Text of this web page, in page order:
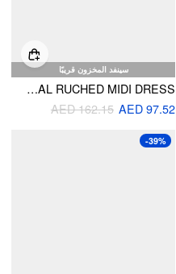
سينفد المخزون قريبًا
VELVET HALTER NECKLINE FLORAL RUCHED MIDI DRESS
AED 97.52
AED 162.15
-39%